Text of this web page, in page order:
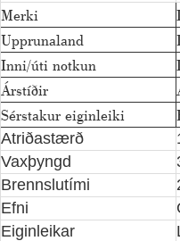
Merki
Upprunaland
Inni/úti notkun
Árstíðir
Sérstakur eiginleiki
Atriðastærð
Vaxþyngd
Brennslutími
Efni
Eiginleikar